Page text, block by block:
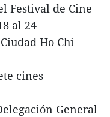
Festival de Cine
al 24
Ho Chi
cines
General